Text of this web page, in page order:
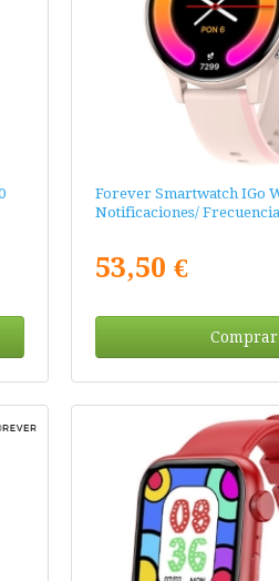
Forever Smartwatch IGo
Notificaciones/
53,50 €
Comprar